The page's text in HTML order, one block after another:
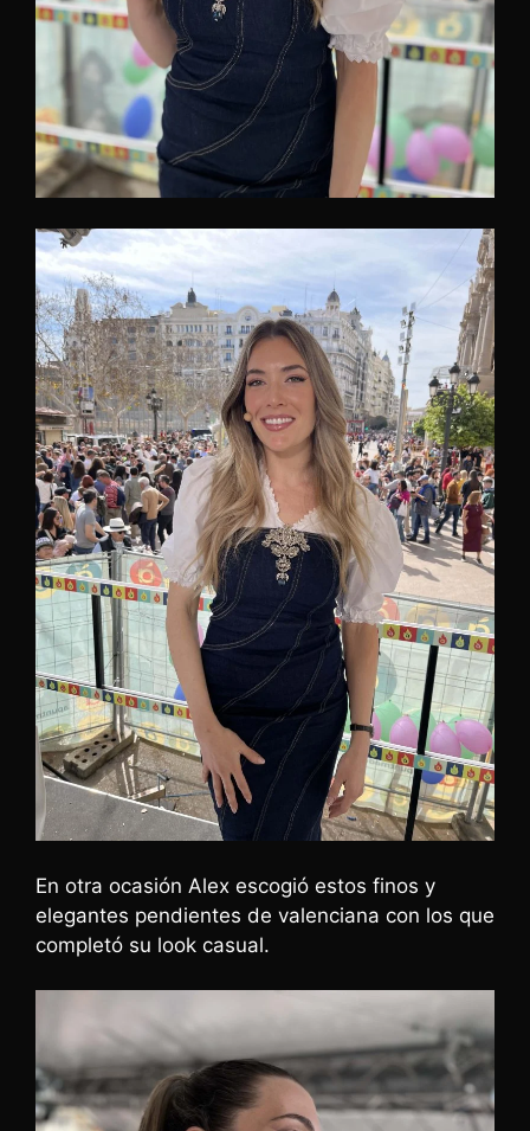
En otra ocasión Alex escogió estos finos y
elegantes pendientes de valenciana con los que
completó su look casual.